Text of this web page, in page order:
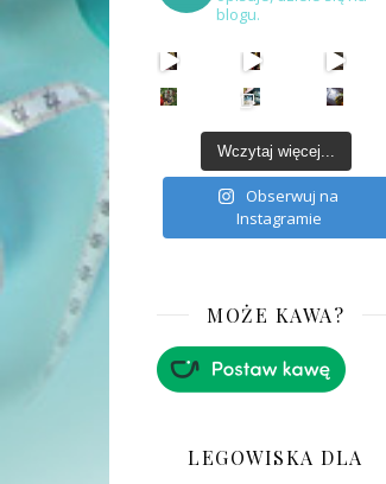
blogu.
Wczytaj więcej...
Obserwuj na
Instagramie
MOŻE KAWA?
LEGOWISKA DLA